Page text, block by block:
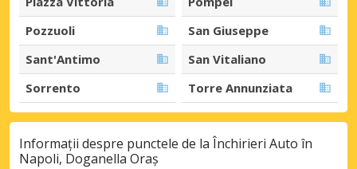
Pozzuoli
San Giuseppe
Sant'Antimo
San Vitaliano
Sorrento
Torre Annunziata
Informații despre punctele de la Închirieri Auto în
Napoli, Doganella Oraș